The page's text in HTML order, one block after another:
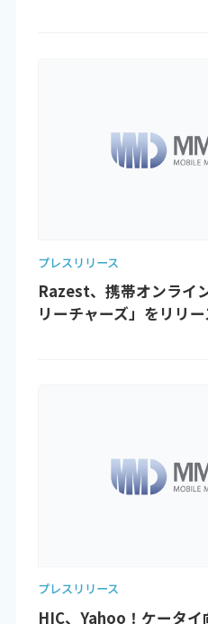
プレスリリース
Razest、携帯オンライ
リーチャーズ」をリリ
プレスリリース
HIC、Yahoo！ケータ